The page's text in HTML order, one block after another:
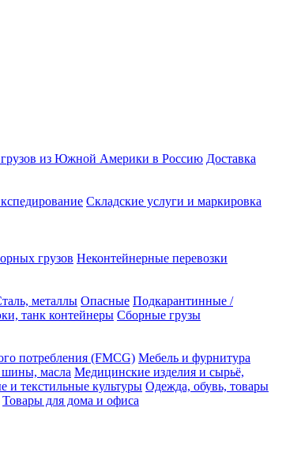
грузов из Южной Америки в Россию Доставка
Складские услуги и маркировка
грузов Неконтейнерные перевозки
металлы Опасные Подкарантинные /
танк контейнеры Сборные грузы
потребления (FMCG) Мебель и фурнитура
шины, масла Медицинские изделия и сырьё,
и текстильные культуры Одежда, обувь, товары
Товары для дома и офиса